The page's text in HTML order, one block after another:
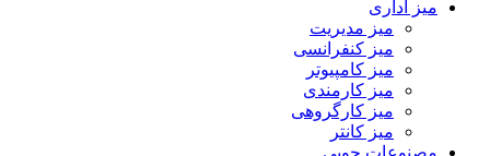
میز اداری
میز مدیریت
میز کنفرانسی
میز کامپیوتر
میز کارمندی
میز کارگروهی
میز کانتر
مصنوعات چوبی